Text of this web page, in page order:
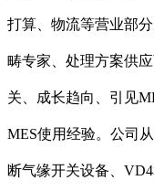
打算、物流等营业部
畴专家、处理方案供
关、成长趋向、引见
MES使用经验。公司
断气缘开关设备、